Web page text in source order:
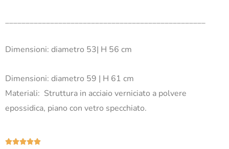
_________________________________________________
Dimensioni: diametro 53| H 56 cm
Dimensioni: diametro 59 | H 61 cm
Materiali: Struttura in acciaio verniciato a polvere
epossidica, piano con vetro specchiato.
Valutazione